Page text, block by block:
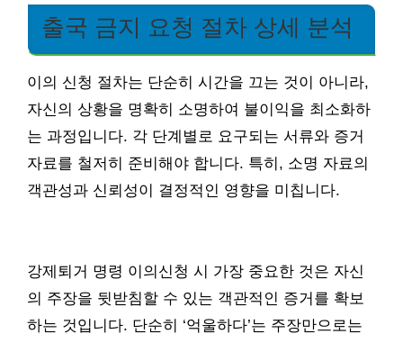
출국 금지 요청 절차 상세 분석
이의 신청 절차는 단순히 시간을 끄는 것이 아니라,
자신의 상황을 명확히 소명하여 불이익을 최소화하
는 과정입니다. 각 단계별로 요구되는 서류와 증거
자료를 철저히 준비해야 합니다. 특히, 소명 자료의
객관성과 신뢰성이 결정적인 영향을 미칩니다.
강제퇴거 명령 이의신청 시 가장 중요한 것은 자신
의 주장을 뒷받침할 수 있는 객관적인 증거를 확보
하는 것입니다. 단순히 ‘억울하다’는 주장만으로는